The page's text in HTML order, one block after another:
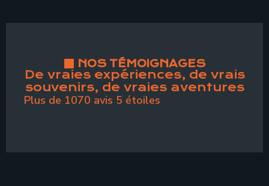
NOS TÉMOIGNAGES
De vraies expériences, de vrais
souvenirs, de vraies aventures
Plus de 1070 avis 5 étoiles